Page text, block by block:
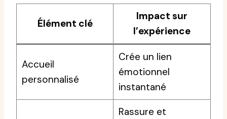
Élément clé
Impact sur
l’expérience
Accueil
personnalisé
Crée un lien
émotionnel
instantané
Rassure et